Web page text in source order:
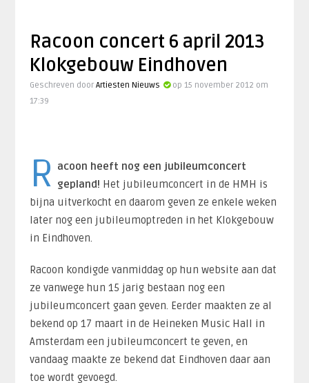
Racoon concert 6 april 2013
Klokgebouw Eindhoven
Geschreven door Artiesten Nieuws
op 15 november 2012 om
17:39
R acoon heeft nog een jubileumconcert
gepland! Het jubileumconcert in de HMH is
bijna uitverkocht en daarom geven ze enkele weken
later nog een jubileumoptreden in het Klokgebouw
in Eindhoven.
Racoon kondigde vanmiddag op hun website aan dat
ze vanwege hun 15 jarig bestaan nog een
jubileumconcert gaan geven. Eerder maakten ze al
bekend op 17 maart in de Heineken Music Hall in
Amsterdam een jubileumconcert te geven, en
vandaag maakte ze bekend dat Eindhoven daar aan
toe wordt gevoegd.